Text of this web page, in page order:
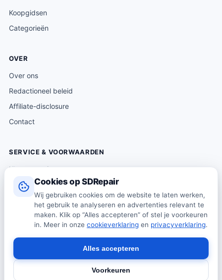
Cookies op SDRepair
Wij gebruiken cookies om de website te laten werken,
het gebruik te analyseren en advertenties relevant te
maken. Klik op “Alles accepteren” of stel je voorkeuren
in. Meer in onze cookieverklaring en privacyverklaring.
Voorkeuren
Alles accepteren
Koopgidsen
Categorieën
OVER
Over ons
Redactioneel beleid
Affiliate-disclosure
Contact
SERVICE & VOORWAARDEN
Klantenservice
Verzending & levering
Retourneren
Algemene voorwaarden